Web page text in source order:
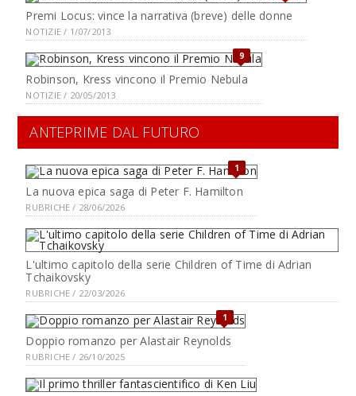
Premi Locus: vince la narrativa (breve) delle donne
NOTIZIE / 1/07/2013
9
Robinson, Kress vincono il Premio Nebula
NOTIZIE / 20/05/2013
ANTEPRIME DAL FUTURO
1
La nuova epica saga di Peter F. Hamilton
RUBRICHE / 28/06/2026
L'ultimo capitolo della serie Children of Time di Adrian
Tchaikovsky
RUBRICHE / 22/03/2026
1
Doppio romanzo per Alastair Reynolds
RUBRICHE / 26/10/2025